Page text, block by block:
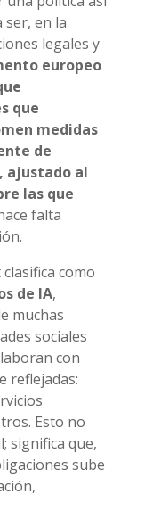
ser, en la
legales y
europeo
que
medidas
de
ajustado al
las que
falta
como
de IA,
muchas
sociales
con
reflejadas:
Esto no
significa que,
sube